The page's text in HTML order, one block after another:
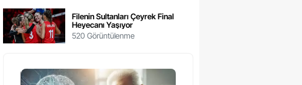
Filenin Sultanları Çeyrek Final
Heyecanı Yaşıyor
520 Görüntülenme